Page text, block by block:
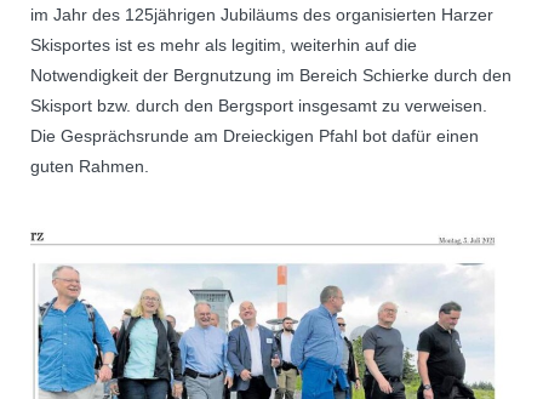
im Jahr des 125jährigen Jubiläums des organisierten Harzer
Skisportes ist es mehr als legitim, weiterhin auf die
Notwendigkeit der Bergnutzung im Bereich Schierke durch den
Skisport bzw. durch den Bergsport insgesamt zu verweisen.
Die Gesprächsrunde am Dreieckigen Pfahl bot dafür einen
guten Rahmen.